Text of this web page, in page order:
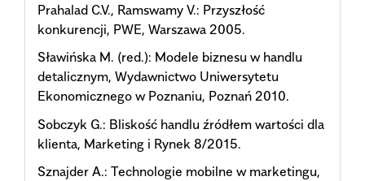
Prahalad C.V., Ramswamy V.: Przyszłość
konkurencji, PWE, Warszawa 2005.
Sławińska M. (red.): Modele biznesu w handlu
detalicznym, Wydawnictwo Uniwersytetu
Ekonomicznego w Poznaniu, Poznań 2010.
Sobczyk G.: Bliskość handlu źródłem wartości dla
klienta, Marketing i Rynek 8/2015.
Sznajder A.: Technologie mobilne w marketingu,